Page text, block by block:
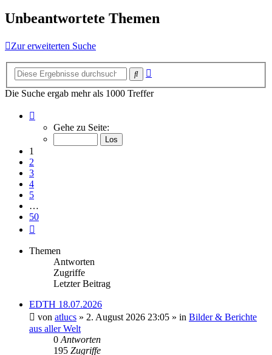
Unbeantwortete Themen
Zur erweiterten Suche
Suche
Die Suche ergab mehr als 1000 Treffer
von
Gehe zu Seite:
1
2
3
4
5
…
50
Themen
Antworten
Zugriffe
Letzter Beitrag
EDTH 18.07.2026
von atlucs » 2. August 2026 23:05 » in Bilder & Berichte
aus aller Welt
0 Antworten
195 Zugriffe